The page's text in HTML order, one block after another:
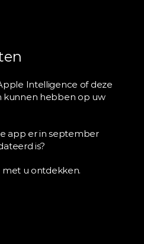
Intelligence of deze
hebben op uw
app er in september
is?
met u ontdekken.